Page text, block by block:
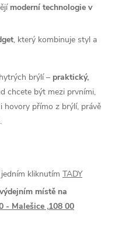
moderní technologie v
, který kombinuje styl a
brýlí – praktický,
chcete být mezi prvními,
hovory přímo z brýlí, právě
kliknutím TADY
místě na
- Malešice ,108 00